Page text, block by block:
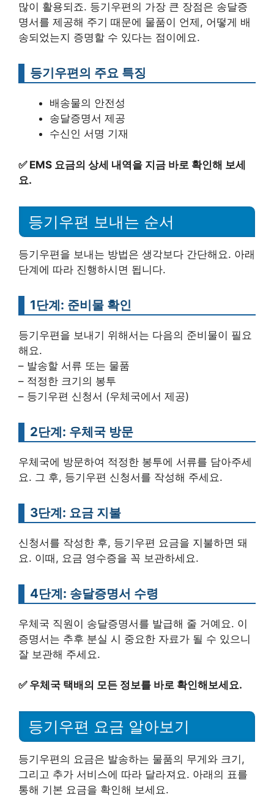
많이 활용되죠. 등기우편의 가장 큰 장점은 송달증
명서를 제공해 주기 때문에 물품이 언제, 어떻게 배
송되었는지 증명할 수 있다는 점이에요.
등기우편의 주요 특징
배송물의 안전성
송달증명서 제공
수신인 서명 기재
✅ EMS 요금의 상세 내역을 지금 바로 확인해 보세
요.
등기우편 보내는 순서
등기우편을 보내는 방법은 생각보다 간단해요. 아래
단계에 따라 진행하시면 됩니다.
1단계: 준비물 확인
등기우편을 보내기 위해서는 다음의 준비물이 필요
해요.
– 발송할 서류 또는 물품
– 적정한 크기의 봉투
– 등기우편 신청서 (우체국에서 제공)
2단계: 우체국 방문
우체국에 방문하여 적정한 봉투에 서류를 담아주세
요. 그 후, 등기우편 신청서를 작성해 주세요.
3단계: 요금 지불
신청서를 작성한 후, 등기우편 요금을 지불하면 돼
요. 이때, 요금 영수증을 꼭 보관하세요.
4단계: 송달증명서 수령
우체국 직원이 송달증명서를 발급해 줄 거예요. 이
증명서는 추후 분실 시 중요한 자료가 될 수 있으니
잘 보관해 주세요.
✅ 우체국 택배의 모든 정보를 바로 확인해보세요.
등기우편 요금 알아보기
등기우편의 요금은 발송하는 물품의 무게와 크기,
그리고 추가 서비스에 따라 달라져요. 아래의 표를
통해 기본 요금을 확인해 보세요.